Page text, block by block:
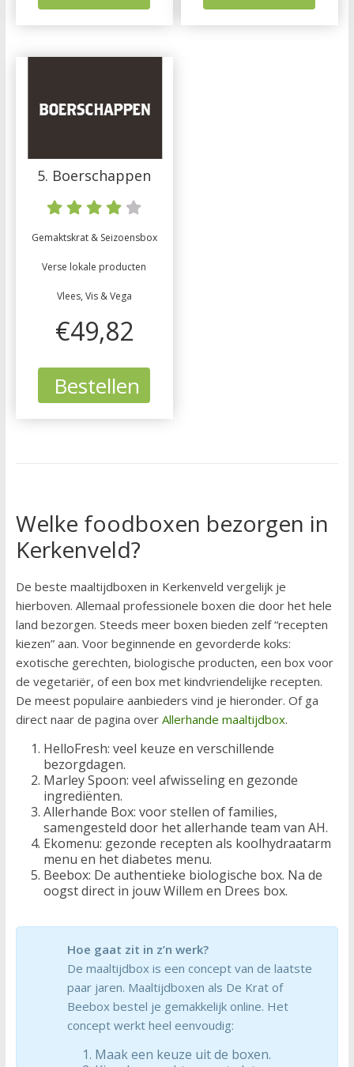
5. Boerschappen
Gemaktskrat & Seizoensbox
Verse lokale producten
Vlees, Vis & Vega
€49,82
Bestellen
Welke foodboxen bezorgen in
Kerkenveld?
De beste maaltijdboxen in Kerkenveld vergelijk je
hierboven. Allemaal professionele boxen die door het hele
land bezorgen. Steeds meer boxen bieden zelf “recepten
kiezen” aan. Voor beginnende en gevorderde koks:
exotische gerechten, biologische producten, een box voor
de vegetariër, of een box met kindvriendelijke recepten.
De meest populaire aanbieders vind je hieronder. Of ga
direct naar de pagina over Allerhande maaltijdbox.
HelloFresh: veel keuze en verschillende
bezorgdagen.
Marley Spoon: veel afwisseling en gezonde
ingrediënten.
Allerhande Box: voor stellen of families,
samengesteld door het allerhande team van AH.
Ekomenu: gezonde recepten als koolhydraatarm
menu en het diabetes menu.
Beebox: De authentieke biologische box. Na de
oogst direct in jouw Willem en Drees box.
Hoe gaat zit in z’n werk?
De maaltijdbox is een concept van de laatste
paar jaren. Maaltijdboxen als De Krat of
Beebox bestel je gemakkelijk online. Het
concept werkt heel eenvoudig:
Maak een keuze uit de boxen.